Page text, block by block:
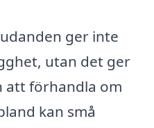
ger inte
utan det ger
att förhandla om
kan små